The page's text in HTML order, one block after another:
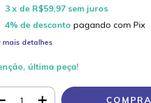
3 x de R$59,97 sem juros
4% de desconto pagando com Pix
mais detalhes
última peça!